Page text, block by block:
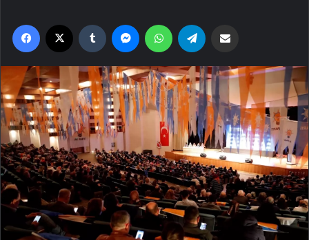
Facebook Tumblr MessengerWhatsApp